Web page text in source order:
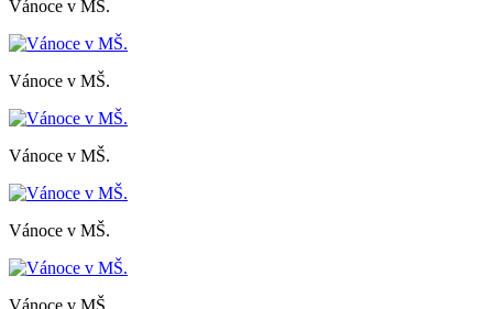
Vánoce v MŠ.
Vánoce v MŠ.
Vánoce v MŠ.
Vánoce v MŠ.
Vánoce v MŠ.